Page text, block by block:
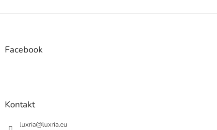
Z
Facebook
Kontakt
luxria@luxria.eu